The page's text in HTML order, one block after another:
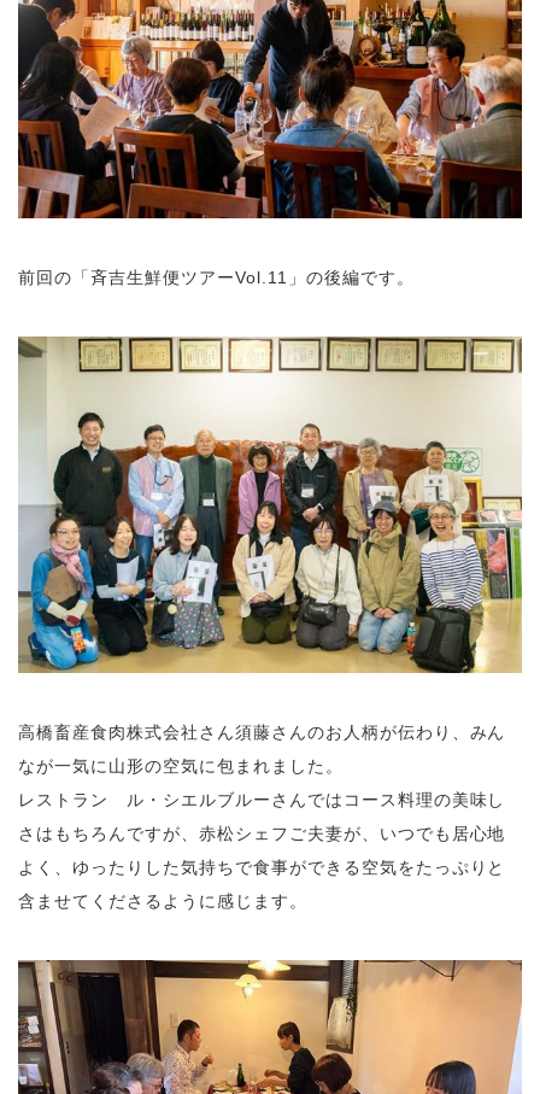
前回の「斉吉生鮮便ツアーVol.11」の後編です。
高橋畜産食肉株式会社さん須藤さんのお人柄が伝わり、みん
なが一気に山形の空気に包まれました。
レストラン ル・シエルブルーさんではコース料理の美味し
さはもちろんですが、赤松シェフご夫妻が、いつでも居心地
よく、ゆったりした気持ちで食事ができる空気をたっぷりと
含ませてくださるように感じます。